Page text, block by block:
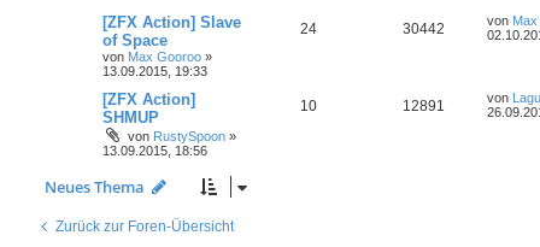
[ZFX Action] Slave
of Space
von Max Gooroo »
13.09.2015, 19:33
24 30442 von
[ZFX Action]
SHMUP
von RustySpoon »
13.09.2015, 18:56
10 12891 von
Neues Thema
Zurück zur Foren-Übersicht